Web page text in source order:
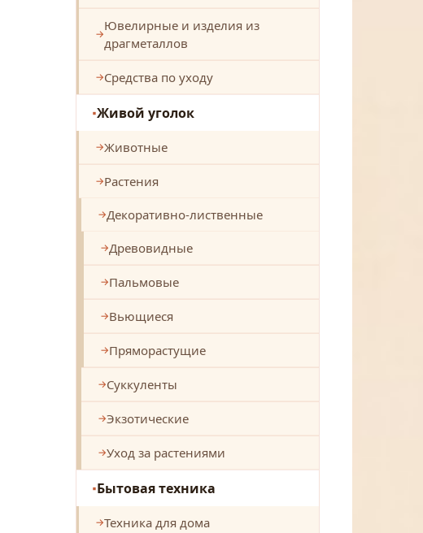
Ювелирные и изделия из
драгметаллов
Средства по уходу
Живой уголок
Животные
Растения
Декоративно-лиственные
Древовидные
Пальмовые
Вьющиеся
Пряморастущие
Суккуленты
Экзотические
Уход за растениями
Бытовая техника
Техника для дома